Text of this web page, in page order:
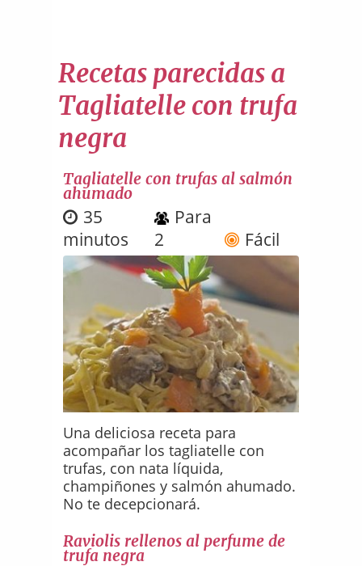
Recetas parecidas a
Tagliatelle con trufa
negra
Tagliatelle con trufas al salmón
ahumado
35
minutos
Para
2
Fácil
Una deliciosa receta para
acompañar los tagliatelle con
trufas, con nata líquida,
champiñones y salmón ahumado.
No te decepcionará.
Raviolis rellenos al perfume de
trufa negra